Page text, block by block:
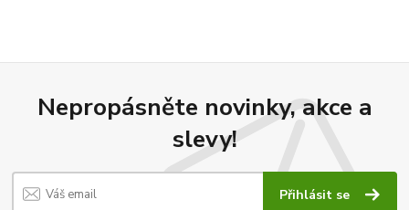
Nepropásněte novinky, akce a
slevy!
Přihlásit se